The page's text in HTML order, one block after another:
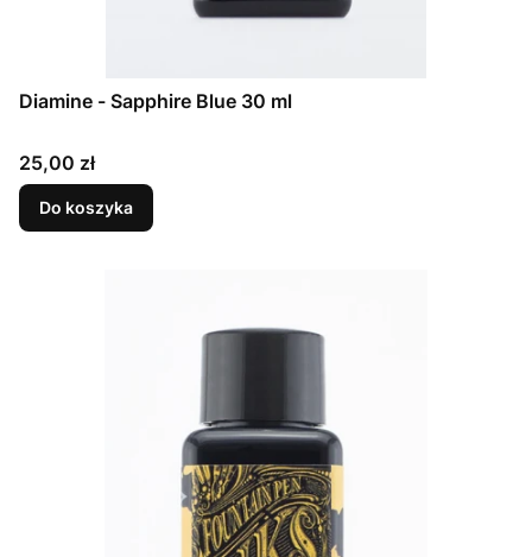
Diamine - Sapphire Blue 30 ml
Cena
25,00 zł
Do koszyka